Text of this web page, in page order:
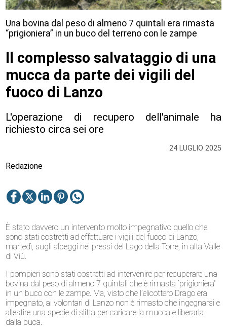
24 LUGLIO 2025
Una bovina dal peso di almeno 7 quintali era rimasta
“prigioniera” in un buco del terreno con le zampe
Il complesso salvataggio di una
mucca da parte dei vigili del
fuoco di Lanzo
L'operazione di recupero dell'animale ha
richiesto circa sei ore
Redazione
È stato davvero un intervento molto impegnativo quello che
sono stati costretti ad effettuare i vigili del fuoco di Lanzo,
martedì, sugli alpeggi nei pressi del Lago della Torre, in alta Valle
di Viù.
I pompieri sono stati costretti ad intervenire per recuperare una
bovina dal peso di almeno 7 quintali che è rimasta “prigioniera”
in un buco con le zampe. Ma, visto che l’elicottero Drago era
impegnato, ai volontari di Lanzo non è rimasto che ingegnarsi e
allestire una specie di slitta per caricare la mucca e liberarla
dalla buca.